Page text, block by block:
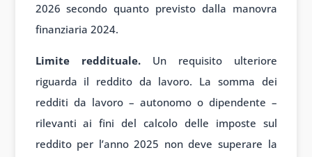
2026 secondo quanto previsto dalla manovra
finanziaria 2024.
Limite reddituale.Un requisito ulteriore
riguarda il reddito da lavoro. La somma dei
redditi da lavoro – autonomo o dipendente –
rilevanti ai fini del calcolo delle imposte sul
reddito per l’anno 2025 non deve superare la